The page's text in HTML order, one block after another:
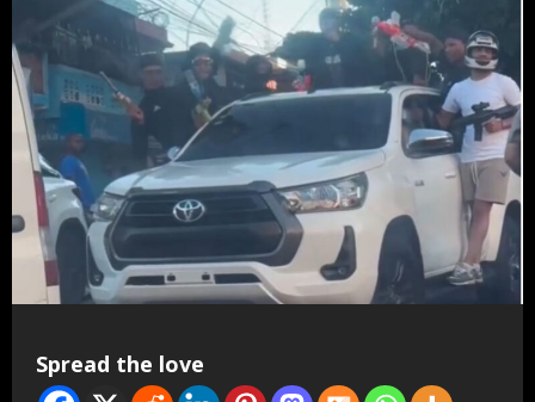
Spread the love